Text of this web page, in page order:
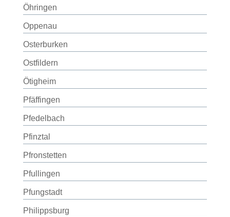
Öhringen
Oppenau
Osterburken
Ostfildern
Ötigheim
Pfäffingen
Pfedelbach
Pfinztal
Pfronstetten
Pfullingen
Pfungstadt
Philippsburg